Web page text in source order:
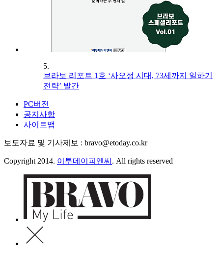
5.
브라보 리포트 1호 ‘사오정 시대, 73세까지 일하기
전략’ 발간
PC버전
공지사항
사이트맵
보도자료 및 기사제보 : bravo@etoday.co.kr
Copyright 2014. 이투데이피엔씨 . All rights reserved